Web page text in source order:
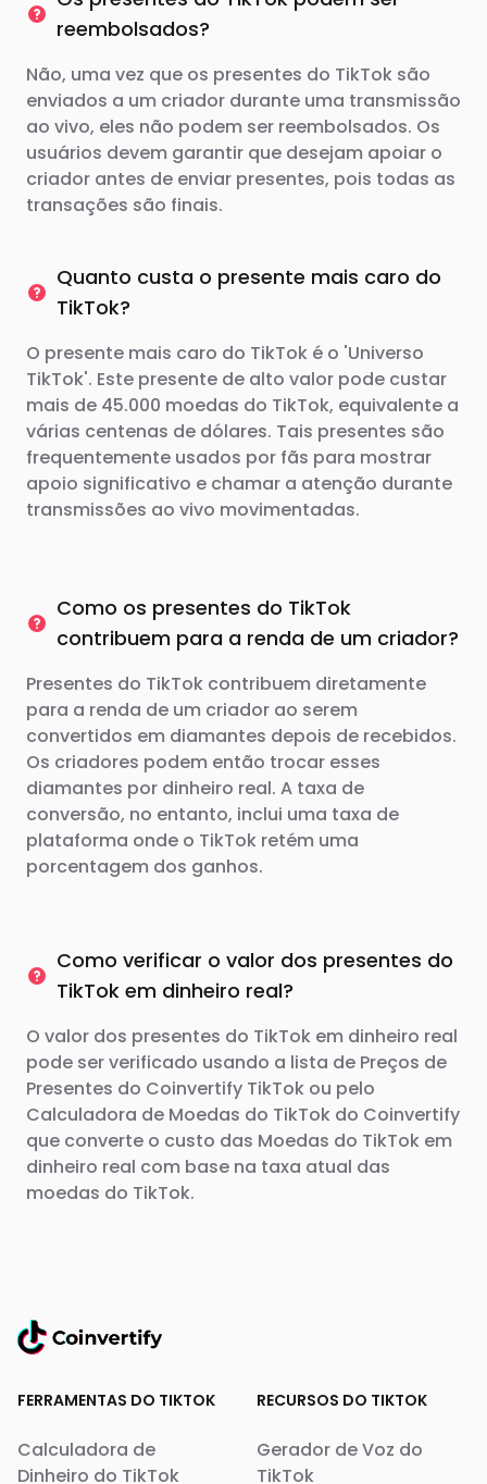
reembolsados?
Não, uma vez que os presentes do TikTok são
enviados a um criador durante uma transmissão
ao vivo, eles não podem ser reembolsados. Os
usuários devem garantir que desejam apoiar o
criador antes de enviar presentes, pois todas as
transações são finais.
Quanto custa o presente mais caro do
TikTok?
O presente mais caro do TikTok é o 'Universo
TikTok'. Este presente de alto valor pode custar
mais de 45.000 moedas do TikTok, equivalente a
várias centenas de dólares. Tais presentes são
frequentemente usados ​​por fãs para mostrar
apoio significativo e chamar a atenção durante
transmissões ao vivo movimentadas.
Como os presentes do TikTok
contribuem para a renda de um criador?
Presentes do TikTok contribuem diretamente
para a renda de um criador ao serem
convertidos em diamantes depois de recebidos.
Os criadores podem então trocar esses
diamantes por dinheiro real. A taxa de
conversão, no entanto, inclui uma taxa de
plataforma onde o TikTok retém uma
porcentagem dos ganhos.
Como verificar o valor dos presentes do
TikTok em dinheiro real?
O valor dos presentes do TikTok em dinheiro real
pode ser verificado usando a lista de Preços de
Presentes do Coinvertify TikTok ou pelo
Calculadora de Moedas do TikTok do Coinvertify
que converte o custo das Moedas do TikTok em
dinheiro real com base na taxa atual das
moedas do TikTok.
FERRAMENTAS DO TIKTOK
Calculadora de
Dinheiro do TikTok
RECURSOS DO TIKTOK
Gerador de Voz do
TikTok